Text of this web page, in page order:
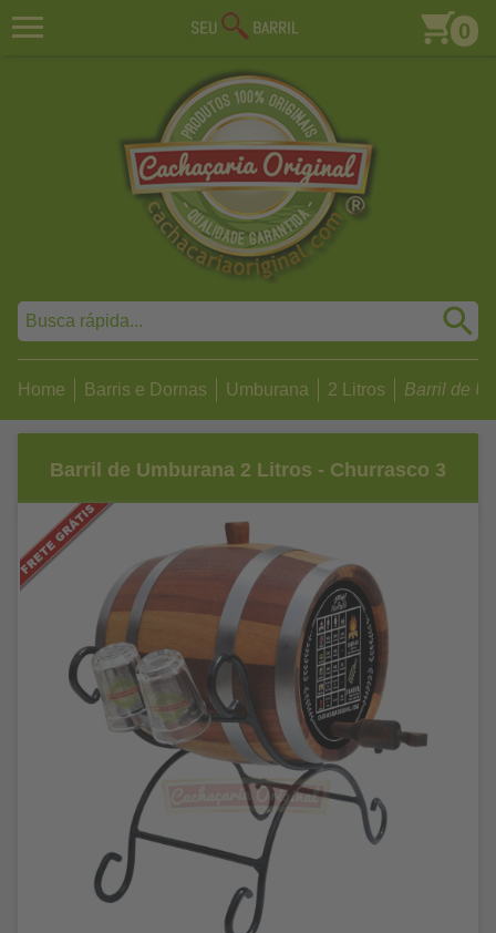
0
Home Barris e Dornas Umburana 2 Litros Barril de
Barril de Umburana 2 Litros - Churrasco 3